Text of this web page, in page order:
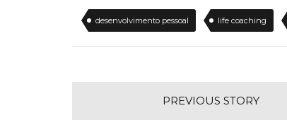
desenvolvimento pessoal life coaching
PREVIOUS STORY